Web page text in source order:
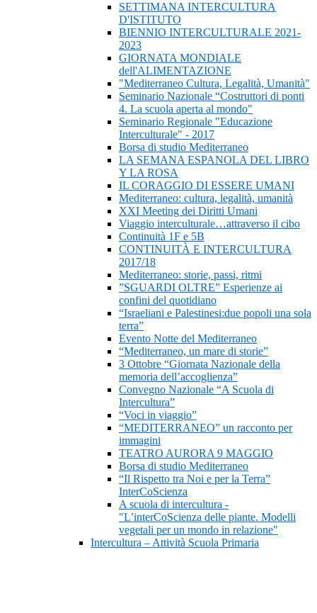
SETTIMANA INTERCULTURA
D'ISTITUTO
BIENNIO INTERCULTURALE 2021-
2023
GIORNATA MONDIALE
dell'ALIMENTAZIONE
"Mediterraneo Cultura, Legalità, Umanità"
Seminario Nazionale “Costruttori di ponti
4. La scuola aperta al mondo"
Seminario Regionale "Educazione
Interculturale" - 2017
Borsa di studio Mediterraneo
LA SEMANA ESPANOLA DEL LIBRO
Y LA ROSA
IL CORAGGIO DI ESSERE UMANI
Mediterraneo: cultura, legalità, umanità
XXI Meeting dei Diritti Umani
Viaggio interculturale…attraverso il cibo
Continuità 1F e 5B
CONTINUITÀ E INTERCULTURA
2017/18
Mediterraneo: storie, passi, ritmi
”SGUARDI OLTRE” Esperienze ai
confini del quotidiano
“Israeliani e Palestinesi:due popoli una sola
terra”
Evento Notte del Mediterraneo
“Mediterraneo, un mare di storie”
3 Ottobre “Giornata Nazionale della
memoria dell’accoglienza”
Convegno Nazionale “A Scuola di
Intercultura”
“Voci in viaggio”
“MEDITERRANEO” un racconto per
immagini
TEATRO AURORA 9 MAGGIO
Borsa di studio Mediterraneo
“Il Rispetto tra Noi e per la Terra”
InterCoScienza
A scuola di intercultura -
"L’interCoScienza delle piante. Modelli
vegetali per un mondo in relazione"
Intercultura – Attività Scuola Primaria